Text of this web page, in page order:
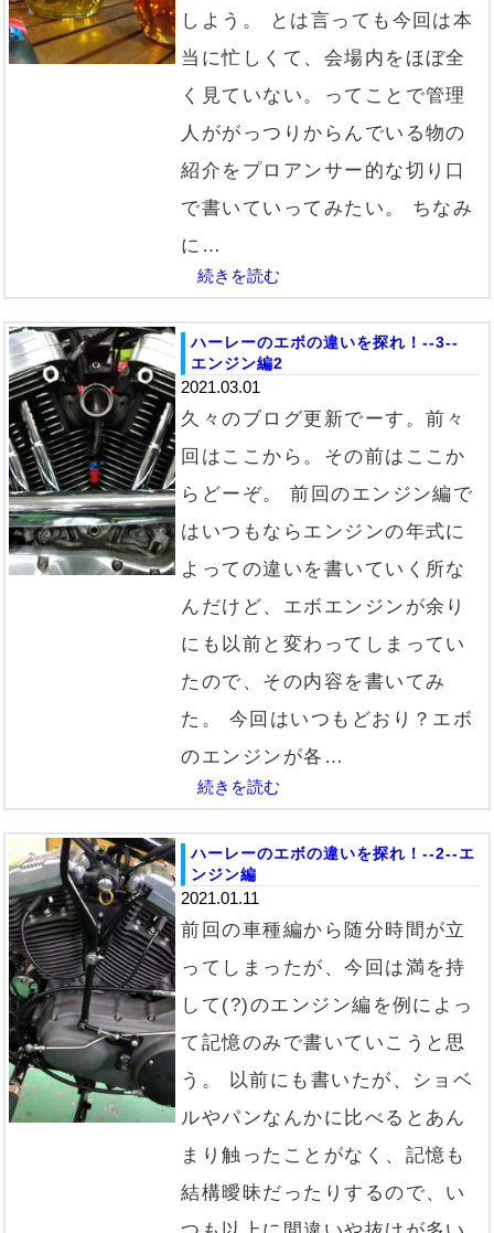
しよう。 とは言っても今回は本
当に忙しくて、会場内をほぼ全
く見ていない。ってことで管理
人ががっつりからんでいる物の
紹介をプロアンサー的な切り口
で書いていってみたい。 ちなみ
に…
続きを読む
ハーレーのエボの違いを探れ！--3--
エンジン編2
2021.03.01
久々のブログ更新でーす。前々
回はここから。その前はここか
らどーぞ。 前回のエンジン編で
はいつもならエンジンの年式に
よっての違いを書いていく所な
んだけど、エボエンジンが余り
にも以前と変わってしまってい
たので、その内容を書いてみ
た。 今回はいつもどおり？エボ
のエンジンが各…
続きを読む
ハーレーのエボの違いを探れ！--2--エ
ンジン編
2021.01.11
前回の車種編から随分時間が立
ってしまったが、今回は満を持
して(?)のエンジン編を例によっ
て記憶のみで書いていこうと思
う。 以前にも書いたが、ショベ
ルやパンなんかに比べるとあん
まり触ったことがなく、記憶も
結構曖昧だったりするので、い